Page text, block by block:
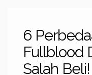
6
Fullblood
Salah Beli!